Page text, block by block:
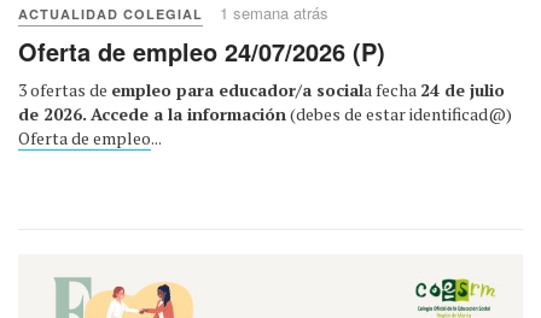
ACTUALIDAD COLEGIAL 1 semana atrás
Oferta de empleo 24/07/2026 (P)
3 ofertas de empleo para educador/a sociala fecha 24 de julio
de 2026. Accede a la información(debes de estar identificad@)
Oferta de empleo...